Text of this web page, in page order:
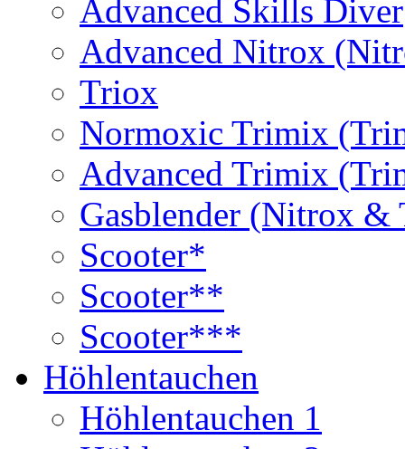
Advanced Skills Diver
Advanced Nitrox
Triox
Normoxic Trimix
Advanced Trimix
Gasblender (Nitrox
Scooter*
Scooter**
Scooter***
Höhlentauchen
Höhlentauchen 1